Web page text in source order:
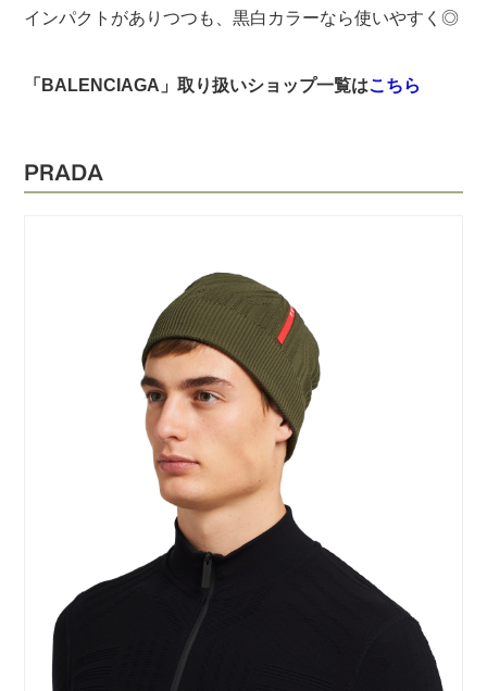
インパクトがありつつも、黒白カラーなら使いやすく◎
「BALENCIAGA」取り扱いショップ一覧はこちら
PRADA